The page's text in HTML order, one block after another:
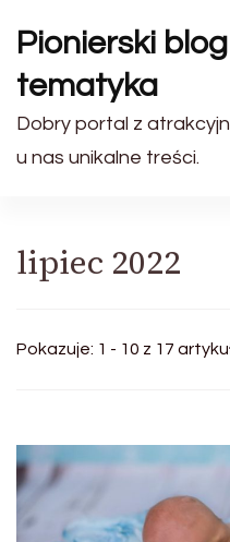
Pionierski
tematyka
Dobry portal z
u nas unikalne treści.
lipiec 2022
Pokazuje: 1 - 10 z 17